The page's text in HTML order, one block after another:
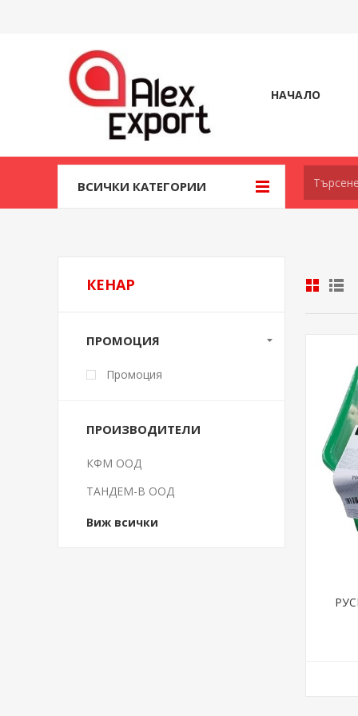
НАЧАЛО
ВСИЧКИ КАТЕГОРИИ
КЕНАР
ПРОМОЦИЯ
Промоция
ПРОИЗВОДИТЕЛИ
КФМ ООД
ТАНДЕМ-В ООД
Виж всички